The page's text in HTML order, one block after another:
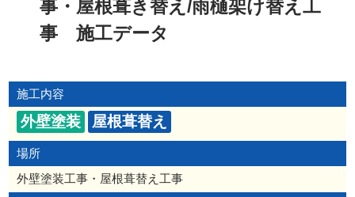
事・屋根葺き替え/雨樋架け替え工
事 施工データ
施工内容
外壁塗装 屋根葺替え
場所
外壁塗装工事・屋根葺替え工事